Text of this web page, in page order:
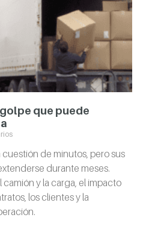
que puede
de minutos, pero sus
durante meses.
y la carga, el impacto
los clientes y la